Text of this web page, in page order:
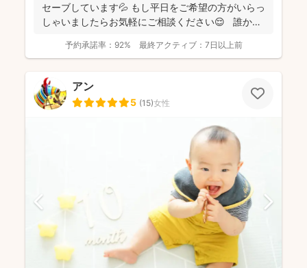
セーブしています💦 もし平日をご希望の方がいらっ
しゃいましたらお気軽にご相談ください😌 誰かに
予約承諾率： 92% 最終アクティブ： 7日以上前
アン
5 (15)女性